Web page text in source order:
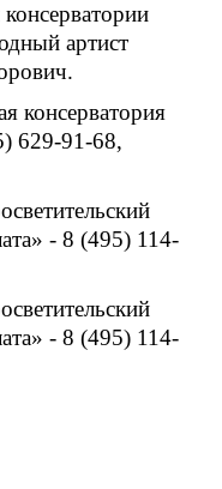
артист
консерватория
629-91-68,
- 8 (495) 114-
- 8 (495) 114-